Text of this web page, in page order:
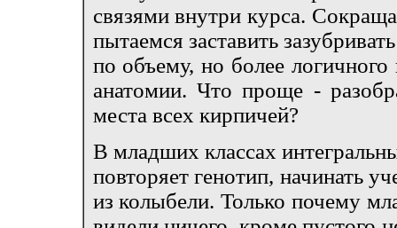
связями внутри курса.
пытаемся заставить
по объему, но более
анатомии. Что проще -
места всех кирпичей?
В младших классах
повторяет генотип, начинать
из колыбели. Только почему